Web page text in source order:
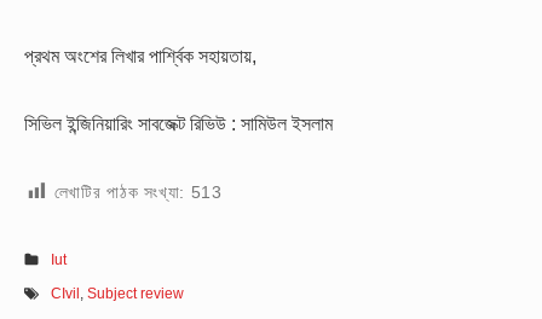
প্রথম অংশের লিখার পার্শ্বিক সহায়তায়,
সিভিল ইন্জিনিয়ারিং সাবজেক্ট রিভিউ : সামিউল ইসলাম
লেখাটির পাঠক সংখ্যা: 513
Iut
CIvil ,Subject review